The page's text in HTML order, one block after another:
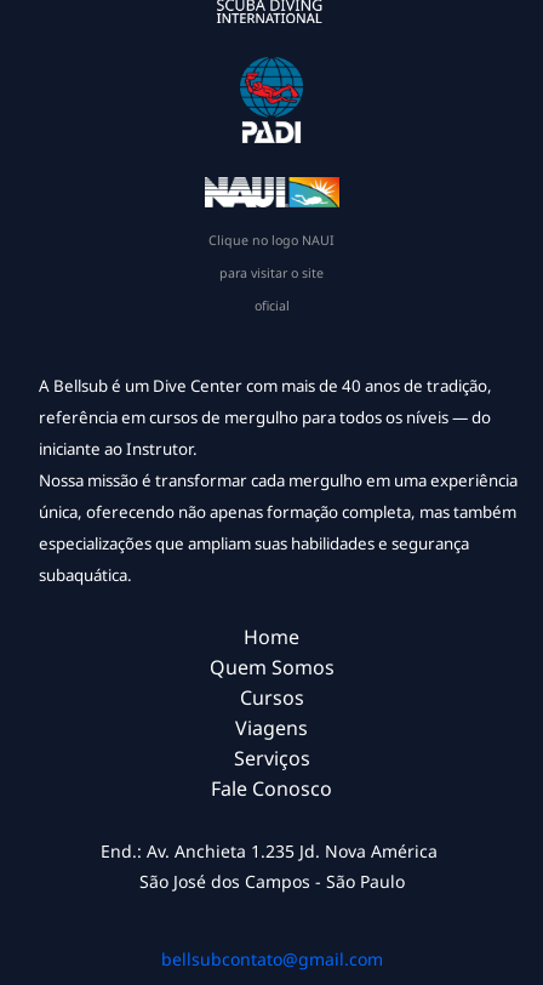
Clique no logo NAUI
para visitar o site
oficial
A Bellsub é um Dive Center com mais de 40 anos de tradição,
referência em cursos de mergulho para todos os níveis — do
iniciante ao Instrutor.
Nossa missão é transformar cada mergulho em uma experiência
única, oferecendo não apenas formação completa, mas também
especializações que ampliam suas habilidades e segurança
subaquática.
Home
Quem Somos
Cursos
Viagens
Serviços
Fale Conosco
End.: Av. Anchieta 1.235 Jd. Nova América
São José dos Campos - São Paulo
bellsubcontato@gmail.com